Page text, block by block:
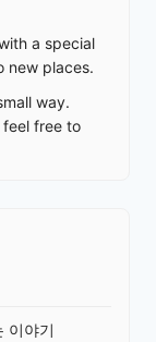
a special
new places.
way.
free to
이야기